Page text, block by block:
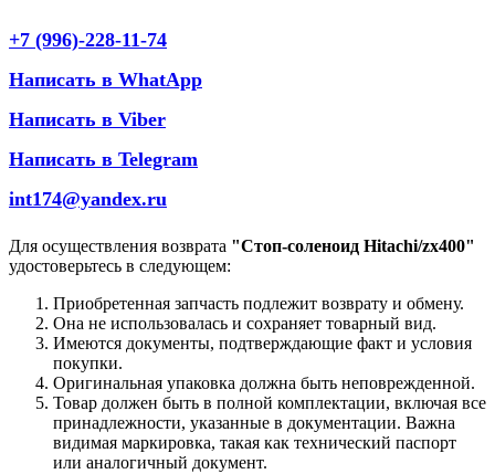
+7 (996)-228-11-74
Написать в WhatApp
Написать в Viber
Написать в Telegram
int174@yandex.ru
Для осуществления возврата "Стоп-соленоид Hitachi/zx400"
удостоверьтесь в следующем:
Приобретенная запчасть подлежит возврату и обмену.
Она не использовалась и сохраняет товарный вид.
Имеются документы, подтверждающие факт и условия
покупки.
Оригинальная упаковка должна быть неповрежденной.
Товар должен быть в полной комплектации, включая все
принадлежности, указанные в документации. Важна
видимая маркировка, такая как технический паспорт
или аналогичный документ.